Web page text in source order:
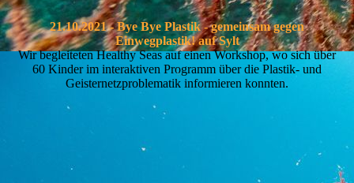
21.10.2021 - Bye Bye Plastik - gemeinsam gegen
Einwegplastik! auf Sylt
Wir begleiteten Healthy Seas auf einen Workshop, wo sich über
60 Kinder im interaktiven Programm über die Plastik- und
Geisternetzproblematik informieren konnten.